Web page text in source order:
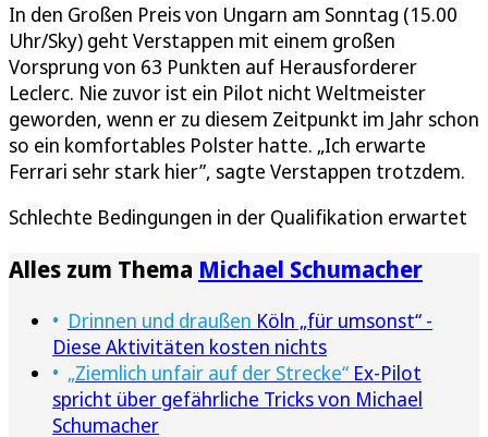
In den Großen Preis von Ungarn am Sonntag (15.00
Uhr/Sky) geht Verstappen mit einem großen
Vorsprung von 63 Punkten auf Herausforderer
Leclerc. Nie zuvor ist ein Pilot nicht Weltmeister
geworden, wenn er zu diesem Zeitpunkt im Jahr schon
so ein komfortables Polster hatte. „Ich erwarte
Ferrari sehr stark hier”, sagte Verstappen trotzdem.
Schlechte Bedingungen in der Qualifikation erwartet
Alles zum Thema Michael Schumacher
Drinnen und draußen Köln „für umsonst“ -
Diese Aktivitäten kosten nichts
„Ziemlich unfair auf der Strecke“ Ex-Pilot
spricht über gefährliche Tricks von Michael
Schumacher